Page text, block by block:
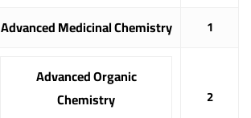
1
Advanced Medicinal Chemistry
2
Advanced Organic
Chemistry